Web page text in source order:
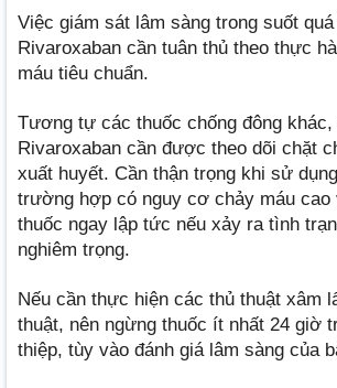
Việc giám sát lâm sàng trong suốt
Rivaroxaban cần tuân thủ theo thực
máu tiêu chuẩn.
Tương tự các thuốc chống đông khác,
Rivaroxaban cần được theo dõi chặt
xuất huyết. Cần thận trọng khi sử
trường hợp có nguy cơ chảy máu cao
thuốc ngay lập tức nếu xảy ra tình
nghiêm trọng.
Nếu cần thực hiện các thủ thuật xâm
thuật, nên ngừng thuốc ít nhất 24 giờ
thiệp, tùy vào đánh giá lâm sàng của